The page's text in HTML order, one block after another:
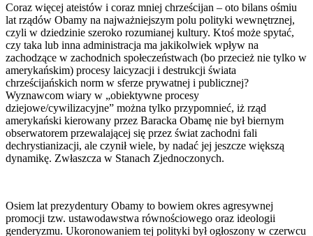
Coraz więcej ateistów i coraz mniej chrześcijan – oto bilans ośmiu
lat rządów Obamy na najważniejszym polu polityki wewnętrznej,
czyli w dziedzinie szeroko rozumianej kultury. Ktoś może spytać,
czy taka lub inna administracja ma jakikolwiek wpływ na
zachodzące w zachodnich społeczeństwach (bo przecież nie tylko w
amerykańskim) procesy laicyzacji i destrukcji świata
chrześcijańskich norm w sferze prywatnej i publicznej?
Wyznawcom wiary w „obiektywne procesy
dziejowe/cywilizacyjne” można tylko przypomnieć, iż rząd
amerykański kierowany przez Baracka Obamę nie był biernym
obserwatorem przewalającej się przez świat zachodni fali
dechrystianizacji, ale czynił wiele, by nadać jej jeszcze większą
dynamikę. Zwłaszcza w Stanach Zjednoczonych.
Osiem lat prezydentury Obamy to bowiem okres agresywnej
promocji tzw. ustawodawstwa równościowego oraz ideologii
genderyzmu. Ukoronowaniem tej polityki był ogłoszony w czerwcu